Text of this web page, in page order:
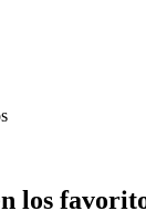
los